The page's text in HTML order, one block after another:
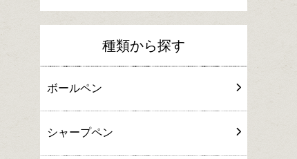
種類から探す
ボールペン
シャープペン